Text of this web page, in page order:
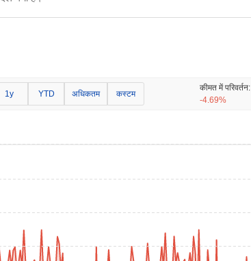
1y YTD अधिकतम कस्टम
कीमत में परिवर्तन:
-4.69%